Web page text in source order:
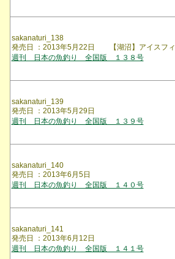
sakanaturi_138
発売日 ：2013年5月22日 【湖沼】アイスフィ
週刊 日本の魚釣り 全国版 １３８号
sakanaturi_139
発売日 ：2013年5月29日
週刊 日本の魚釣り 全国版 １３９号
sakanaturi_140
発売日 ：2013年6月5日
週刊 日本の魚釣り 全国版 １４０号
sakanaturi_141
発売日 ：2013年6月12日
週刊 日本の魚釣り 全国版 １４１号